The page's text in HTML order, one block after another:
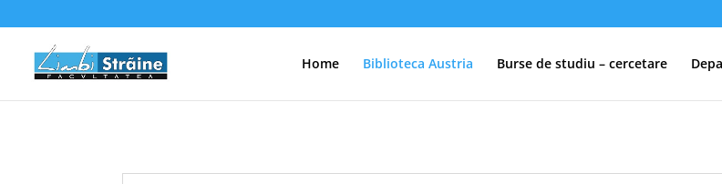
Home Biblioteca Austria Burse de studiu – cercetare